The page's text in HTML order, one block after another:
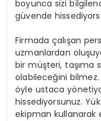
boyunca sizi
güvende
Firmada çalışan
uzmanlardan
bir müşteri, taşıma
olabileceğini bilmez.
öyle ustaca
hissediyorsunuz.
ekipman